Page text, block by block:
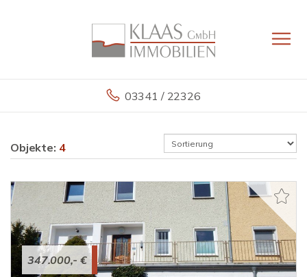
03341 / 22326
Objekte: 4
347.000,- €